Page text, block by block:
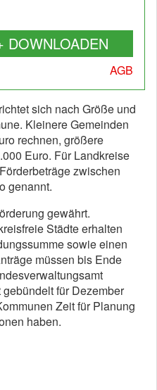
DOWNLOADEN
AGB
sich nach Größe und
Kleinere Gemeinden
rechnen, größere
Euro. Für Landkreise
zwischen
genannt.
gewährt.
Städte erhalten
sowie einen
müssen bis Ende
für Dezember
Zeit für Planung
haben.